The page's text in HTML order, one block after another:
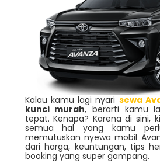
Kalau kamu lagi nyari sewa
kunci murah, berarti kamu
tepat. Kenapa? Karena di sini,
semua hal yang kamu
memutuskan nyewa mobil
dari harga, keuntungan, tips
booking yang super gampang.